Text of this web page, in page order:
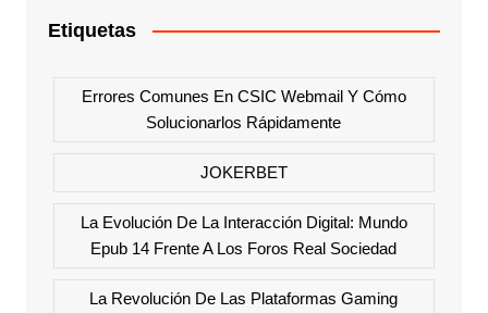
Etiquetas
Errores Comunes En CSIC Webmail Y Cómo
Solucionarlos Rápidamente
JOKERBET
La Evolución De La Interacción Digital: Mundo
Epub 14 Frente A Los Foros Real Sociedad
La Revolución De Las Plataformas Gaming